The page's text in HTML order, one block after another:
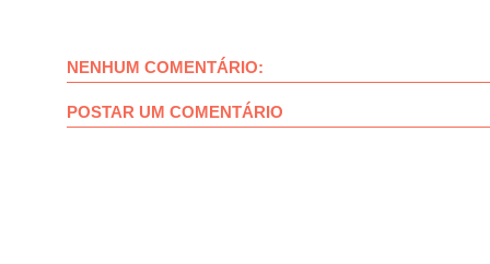
NENHUM COMENTÁRIO:
POSTAR UM COMENTÁRIO